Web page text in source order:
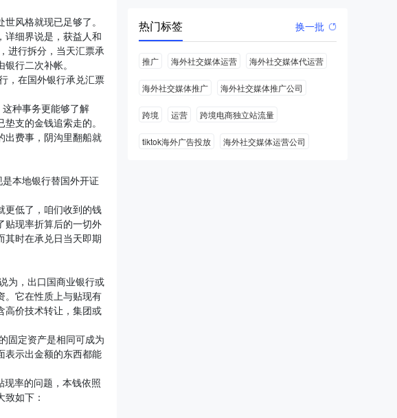
风格就现已足够了。
详细界说是，获益人和
进行拆分，当天汇票承
行二次补帐。
，在国外银行承兑汇票
种事务更能够了解
支的金钱追索走的。
出费事，阴沟里翻船就
本地银行替国外开证
更低了，咱们收到的钱
贴现率折算后的一切外
其时在承兑日当天即期
为，出口国商业银行或
。它在性质上与贴现有
高价技术转让，集团或
固定资产是相同可成为
表示出金额的东西都能
率的问题，本钱依照
如下：
热门标签 换一批
推广 海外社交媒体运营 海外社交媒体代运营
海外社交媒体推广 海外社交媒体推广公司
跨境 运营 跨境电商独立站流量
tiktok海外广告投放 海外社交媒体运营公司